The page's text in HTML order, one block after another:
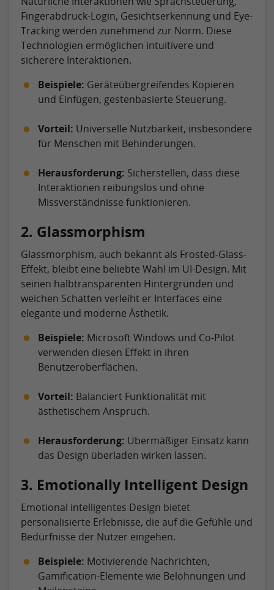
Fingerabdruck-Login, Gesichtserkennung und Eye-
Tracking werden zunehmend zur Norm. Diese
Technologien ermöglichen intuitivere und
sicherere Interaktionen.
Beispiele: Geräteübergreifendes Kopieren
und Einfügen, gestenbasierte Steuerung.
Vorteil: Universelle Nutzbarkeit, insbesondere
für Menschen mit Behinderungen.
Herausforderung: Sicherstellen, dass diese
Interaktionen reibungslos und ohne
Missverständnisse funktionieren.
2. Glassmorphism
Glassmorphism, auch bekannt als Frosted-Glass-
Effekt, bleibt eine beliebte Wahl im UI-Design. Mit
seinen halbtransparenten Hintergründen und
weichen Schatten verleiht er Interfaces eine
elegante und moderne Ästhetik.
Beispiele: Microsoft Windows und Co-Pilot
verwenden diesen Effekt in ihren
Benutzeroberflächen.
Vorteil: Balanciert Funktionalität mit
ästhetischem Anspruch.
Herausforderung: Übermäßiger Einsatz kann
das Design überladen wirken lassen.
3. Emotionally Intelligent Design
Emotional intelligentes Design bietet
personalisierte Erlebnisse, die auf die Gefühle und
Bedürfnisse der Nutzer eingehen.
Beispiele: Motivierende Nachrichten,
Gamification-Elemente wie Belohnungen und